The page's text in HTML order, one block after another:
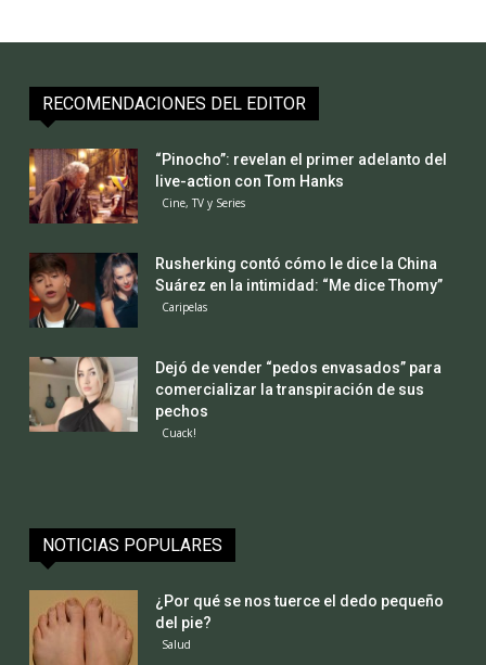
RECOMENDACIONES DEL EDITOR
“Pinocho”: revelan el primer adelanto del
live-action con Tom Hanks
Cine, TV y Series
Rusherking contó cómo le dice la China
Suárez en la intimidad: “Me dice Thomy”
Caripelas
Dejó de vender “pedos envasados” para
comercializar la transpiración de sus
pechos
Cuack!
NOTICIAS POPULARES
¿Por qué se nos tuerce el dedo pequeño
del pie?
Salud